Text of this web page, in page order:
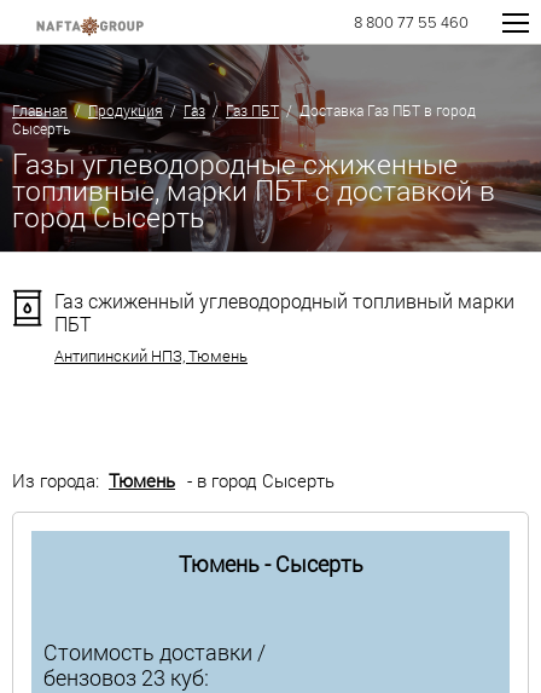
8 800 77 55 460
Главная/Продукция/Газ/ Газ ПБТ/ Доставка Газ ПБТ в город
Сысерть
Газы углеводородные сжиженные
топливные, марки ПБТ с доставкой в
город Сысерть
Газ сжиженный углеводородный топливный марки
ПБТ
Антипинский НПЗ, Тюмень
Из города: Тюмень - в город Сысерть
Тюмень - Сысерть
Стоимость доставки /
бензовоз 23 куб: